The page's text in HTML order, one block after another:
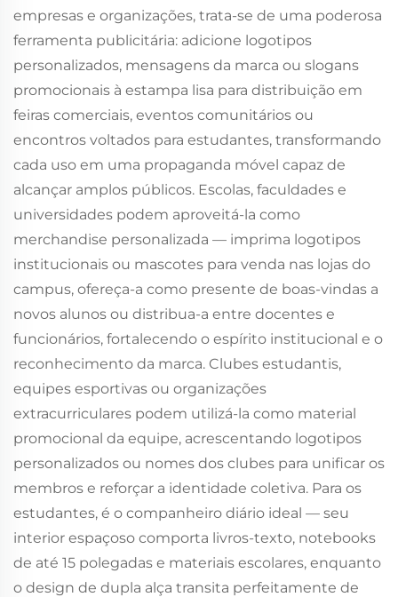
empresas e organizações, trata-se de uma poderosa
ferramenta publicitária: adicione logotipos
personalizados, mensagens da marca ou slogans
promocionais à estampa lisa para distribuição em
feiras comerciais, eventos comunitários ou
encontros voltados para estudantes, transformando
cada uso em uma propaganda móvel capaz de
alcançar amplos públicos. Escolas, faculdades e
universidades podem aproveitá-la como
merchandise personalizada — imprima logotipos
institucionais ou mascotes para venda nas lojas do
campus, ofereça-a como presente de boas-vindas a
novos alunos ou distribua-a entre docentes e
funcionários, fortalecendo o espírito institucional e o
reconhecimento da marca. Clubes estudantis,
equipes esportivas ou organizações
extracurriculares podem utilizá-la como material
promocional da equipe, acrescentando logotipos
personalizados ou nomes dos clubes para unificar os
membros e reforçar a identidade coletiva. Para os
estudantes, é o companheiro diário ideal — seu
interior espaçoso comporta livros-texto, notebooks
de até 15 polegadas e materiais escolares, enquanto
o design de dupla alça transita perfeitamente de